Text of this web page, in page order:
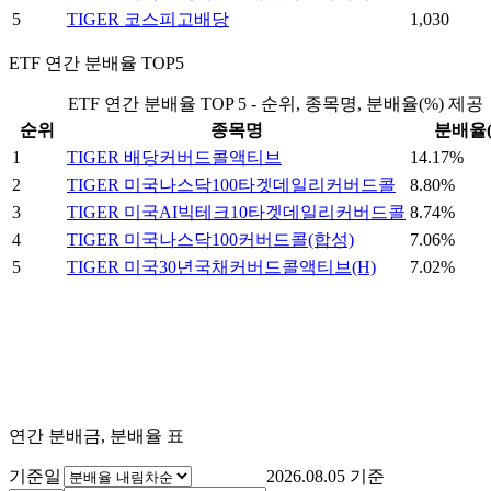
5
TIGER 코스피고배당 1,030
ETF 연간 분배율 TOP5
ETF 연간 분배율 TOP 5 - 순위, 종목명, 분배율(%) 제공
순위
종목명
분배율
1
TIGER 배당커버드콜액티브
14.17%
2
TIGER 미국나스닥100타겟데일리커버드콜
8.80%
3
TIGER 미국AI빅테크10타겟데일리커버드콜 8.74%
4
TIGER 미국나스닥100커버드콜(합성)
7.06%
5
TIGER 미국30년국채커버드콜액티브(H) 7.02%
연간 분배금, 분배율 표
기준일 2026.08.05 기준